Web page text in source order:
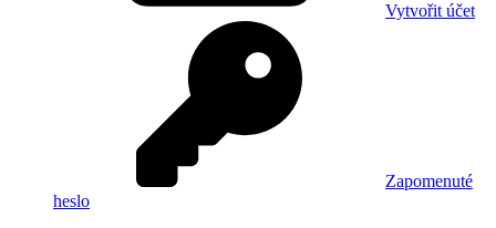
Vytvořit účet
Zapomenuté
heslo